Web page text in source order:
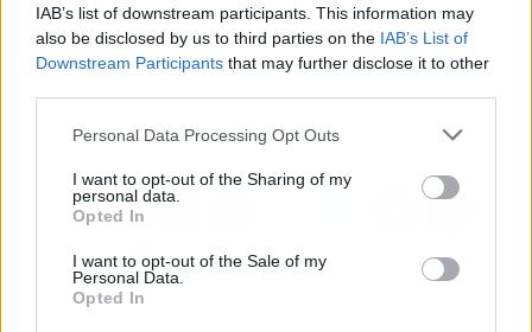
IAB’s list of downstream participants. This information may
also be disclosed by us to third parties on the IAB’s List of
Downstream Participants that may further disclose it to other
Personal Data Processing Opt Outs
I want to opt-out of the Sharing of my
personal data.
Opted In
I want to opt-out of the Sale of my
Personal Data.
Opted In
EV4 expone cómo la
nueva Ley Antifraude
afecta a los autónomos
y a las empresas de
¿Cómo ayudar al
organismo para mejorar
el bienestar? L-TriptoUP
de MigaiaLabs